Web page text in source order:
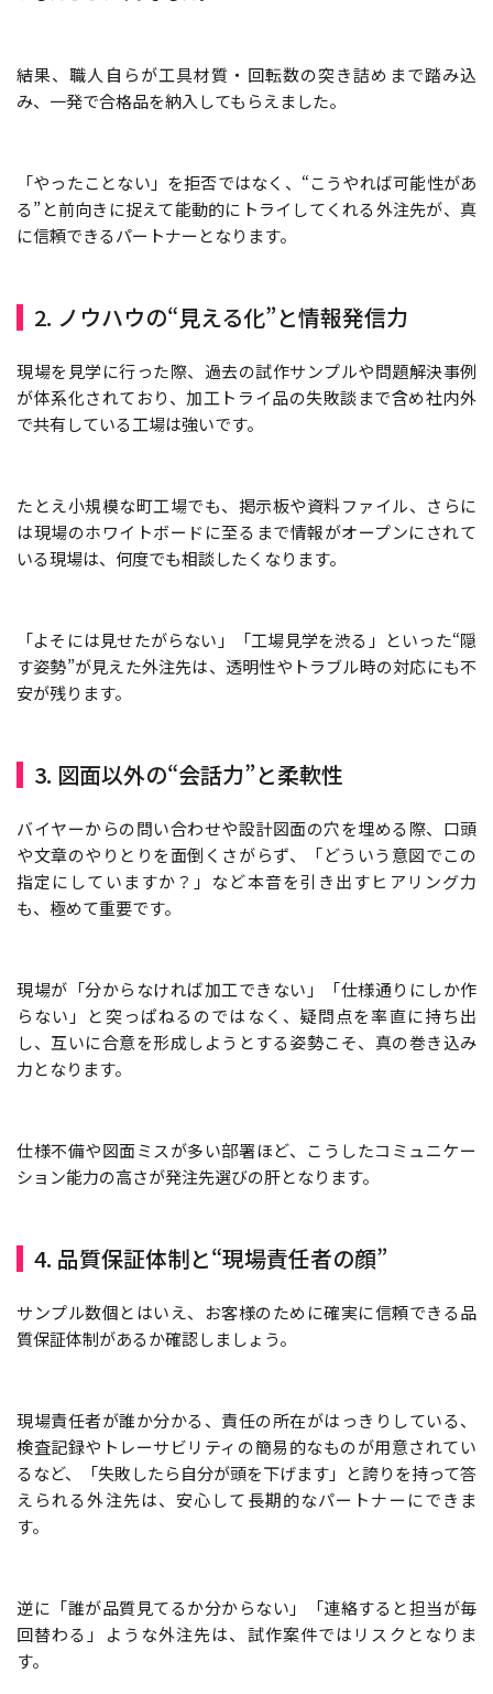
結果、職人自らが工具材質・回転数の突き詰めまで踏み込
み、一発で合格品を納入してもらえました。
「やったことない」を拒否ではなく、“こうやれば可能性があ
る”と前向きに捉えて能動的にトライしてくれる外注先が、真
に信頼できるパートナーとなります。
2. ノウハウの“見える化”と情報発信力
現場を見学に行った際、過去の試作サンプルや問題解決事例
が体系化されており、加工トライ品の失敗談まで含め社内外
で共有している工場は強いです。
たとえ小規模な町工場でも、掲示板や資料ファイル、さらに
は現場のホワイトボードに至るまで情報がオープンにされて
いる現場は、何度でも相談したくなります。
「よそには見せたがらない」「工場見学を渋る」といった“隠
す姿勢”が見えた外注先は、透明性やトラブル時の対応にも不
安が残ります。
3. 図面以外の“会話力”と柔軟性
バイヤーからの問い合わせや設計図面の穴を埋める際、口頭
や文章のやりとりを面倒くさがらず、「どういう意図でこの
指定にしていますか？」など本音を引き出すヒアリング力
も、極めて重要です。
現場が「分からなければ加工できない」「仕様通りにしか作
らない」と突っぱねるのではなく、疑問点を率直に持ち出
し、互いに合意を形成しようとする姿勢こそ、真の巻き込み
力となります。
仕様不備や図面ミスが多い部署ほど、こうしたコミュニケー
ション能力の高さが発注先選びの肝となります。
4. 品質保証体制と“現場責任者の顔”
サンプル数個とはいえ、お客様のために確実に信頼できる品
質保証体制があるか確認しましょう。
現場責任者が誰か分かる、責任の所在がはっきりしている、
検査記録やトレーサビリティの簡易的なものが用意されてい
るなど、「失敗したら自分が頭を下げます」と誇りを持って答
えられる外注先は、安心して長期的なパートナーにできま
す。
逆に「誰が品質見てるか分からない」「連絡すると担当が毎
回替わる」ような外注先は、試作案件ではリスクとなりま
す。